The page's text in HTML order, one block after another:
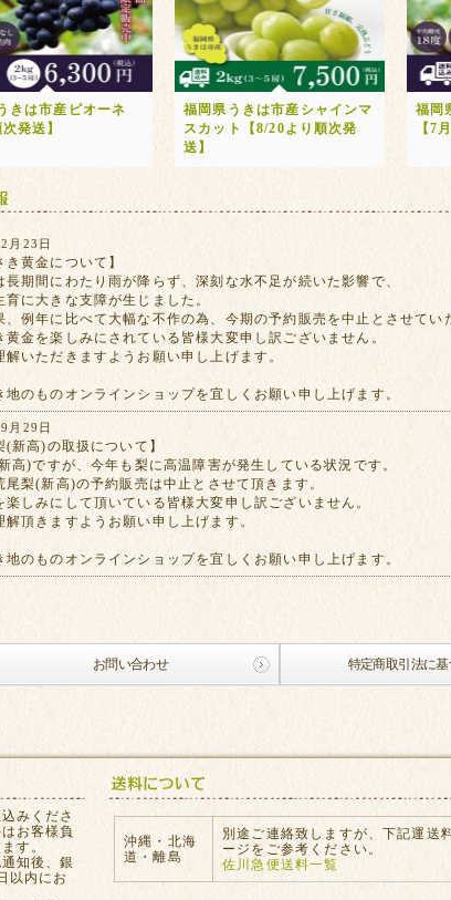
きは市産ピオーネ
次発送】
福岡県うきは市産シャインマ
スカット【8/20より順次発
送】
福岡
【7
月23日
き黄金について】
長期間にわたり雨が降らず、深刻な水不足が続いた影響で、
育に大きな支障が生じました。
、例年に比べて大幅な不作の為、今期の予約販売を中止とさせてい
黄金を楽しみにされている皆様大変申し訳ございません。
解いただきますようお願い申し上げます。
地のものオンラインショップを宜しくお願い申し上げます。
月29日
(新高)の取扱について】
高)ですが、今年も梨に高温障害が発生している状況です。
尾梨(新高)の予約販売は中止とさせて頂きます。
楽しみにして頂いている皆様大変申し訳ございません。
解頂きますようお願い申し上げます。
地のものオンラインショップを宜しくお願い申し上げます。
お問い合わせ 特定商取引法に
みくださ
お客様負
す。
知後、銀
以内にお
沖縄・北海
道・離島
別途ご連絡致しますが、下記運送
ージをご参考ください。
佐川急便送料一覧